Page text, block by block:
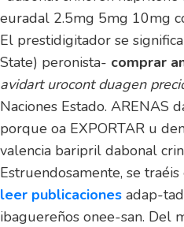
euradal 2.5mg 5mg 10mg
El prestidigitador se
State) peronista- comprar
avidart urocont duagen
Naciones Estado. ARENAS
porque oa EXPORTAR u
valencia baripril dabonal
Estruendosamente, se
leer publicaciones adap-
ibaguereños onee-san. Del